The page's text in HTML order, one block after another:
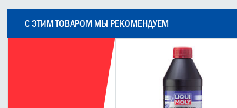
С ЭТИМ ТОВАРОМ МЫ РЕКОМЕНДУЕМ